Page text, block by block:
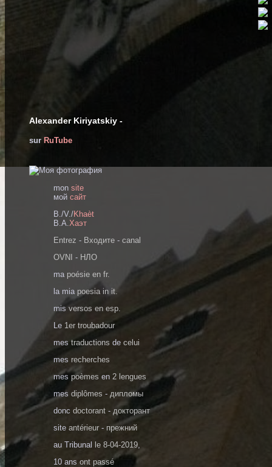
Alexander Kiriyatskiy -
sur RuTube
mon site
мoй сайт
B./V./Khaèt
В.А. Хаэт
Entrez - Входите - canal
OVNI
- НЛО
ma poésie en fr.
la mia poesia in it.
mis versos en esp.
Le 1er troubadour
mes traductions de celui
mes recherches
mes poèmes en 2 lengues
mes diplômes - дипломы
donc doctorant - докторант
site antérieur - прежний
au Tribunal
le 8-04-2019
10 ans ont passé